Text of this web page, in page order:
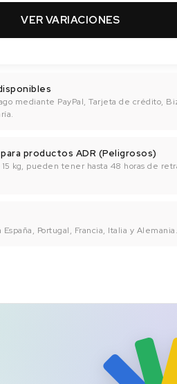
VER VARIACIONES
mediante PayPal, Tarjeta de crédito,
productos ADR (Peligrosos)
kg, pueden tener hasta 48 horas de
Portugal, Francia, Italia y Alemania.